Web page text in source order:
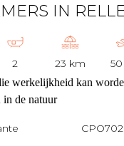
IN
2 23 km
werkelijkheid kan
de natuur
CPO702